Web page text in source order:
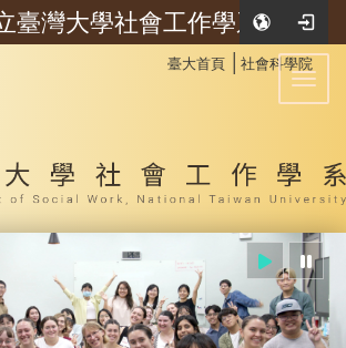
臺灣大學社會工作學系
臺大首頁 社會科學院